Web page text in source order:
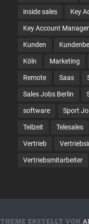
inside sales Key
Key Account
Kunden
Köln Marketing
Remote Saas
Sales Jobs Berlin
software Sport
Teilzeit Telesales
Vertrieb
Vertriebsmitarbeiter
THEME ERSTELLT VON